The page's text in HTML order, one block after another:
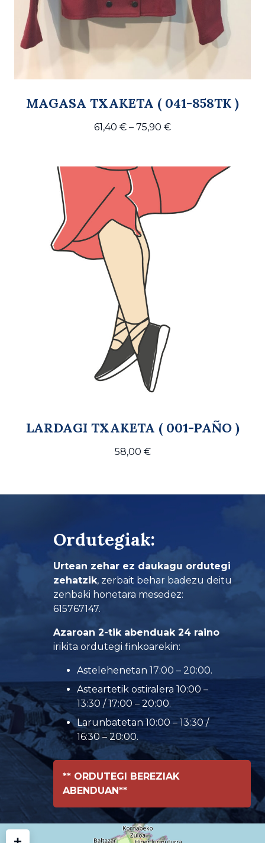
MAGASA TXAKETA ( 041-858TK )
61,40 € – 75,90 €Price
through
75,90 €
LARDAGI TXAKETA ( 001-PAÑO )
58,00 €
Ordutegiak:
Urtean zehar ez daukagu ordutegi
zehatzik, zerbait behar badezu deitu
zenbaki honetara mesedez:
615767147.
Azaroan 2-tik abenduak 24 raino
irikita ordutegi finkoarekin:
Astelehenetan 17:00 – 20:00.
Asteartetik ostiralera 10:00 –
13:30 / 17:00 – 20:00.
Larunbatetan 10:00 – 13:30 /
16:30 – 20:00.
** ORDUTEGI BEREZIAK
ABENDUAN**